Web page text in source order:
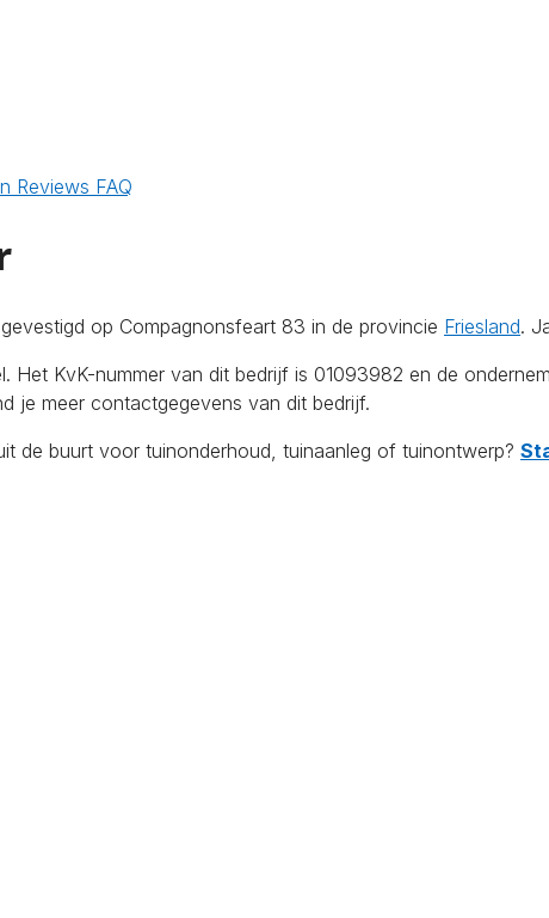
Reviews FAQ
gevestigd op Compagnonsfeart 83 in de provincie Friesland.
Het KvK-nummer van dit bedrijf is 01093982 en de
je meer contactgegevens van dit bedrijf.
de buurt voor tuinonderhoud, tuinaanleg of tuinontwerp?